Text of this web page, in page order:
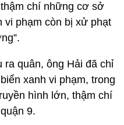
chí những cơ sở
vi phạm còn bị xử phạt
ra quân, ông Hải đã chỉ
xanh vi phạm, trong
hình lớn, thậm chí
9.